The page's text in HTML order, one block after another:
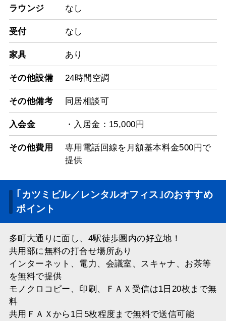
ラウンジ なし
受付 なし
家具 あり
その他設備 24時間空調
その他備考 同居相談可
入会金 ・入居金：15,000円
その他費用
専用電話回線を月額基本料金500円で
提供
｢カツミビル／レンタルオフィス｣のおすすめ
ポイント
多町大通りに面し、4駅徒歩圏内の好立地！
共用部に無料の打合せ場所あり
インターネット、電力、会議室、スキャナ、お茶等
を無料で提供
モノクロコピー、印刷、ＦＡＸ受信は1日20枚まで無
料
共用ＦＡＸから1日5枚程度まで無料で送信可能